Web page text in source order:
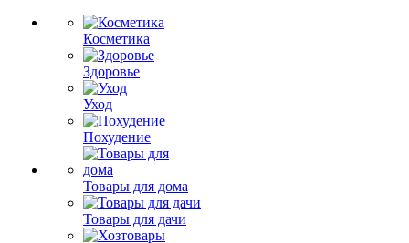
Косметика
Здоровье
Уход
Похудение
Товары для дома
Товары для дачи